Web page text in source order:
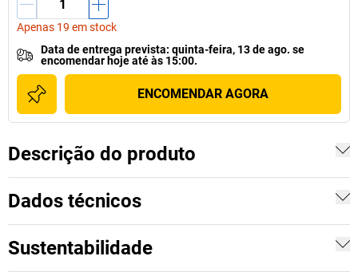
Apenas 19 em stock
Data de entrega prevista: quinta-feira, 13 de ago. se
encomendar hoje até às 15:00.
ENCOMENDAR AGORA
Descrição do produto
Dados técnicos
Sustentabilidade